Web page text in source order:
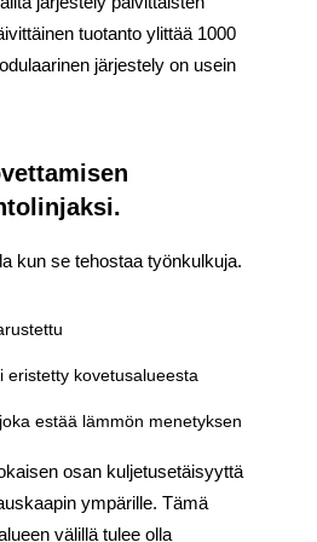
tuotanto ylittää 1000
järjestely on usein
kun se tehostaa työnkulkuja.
eristetty kovetusalueesta
estää lämmön menetyksen
osan kuljetusetäisyyttä
ympärille. Tämä
välillä tulee olla